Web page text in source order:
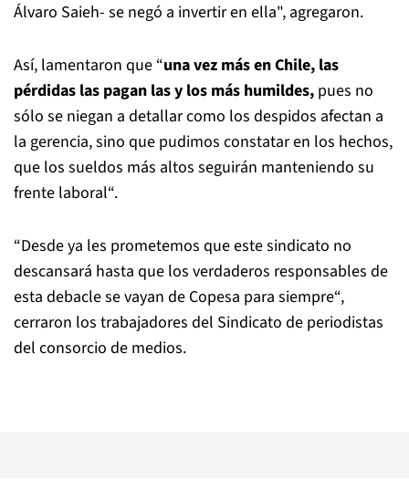
Álvaro Saieh- se negó a invertir en ella", agregaron.
Así, lamentaron que “una vez más en Chile, las
pérdidas las pagan las y los más humildes, pues no
sólo se niegan a detallar como los despidos afectan a
la gerencia, sino que pudimos constatar en los hechos,
que los sueldos más altos seguirán manteniendo su
frente laboral“.
“Desde ya les prometemos que este sindicato no
descansará hasta que los verdaderos responsables de
esta debacle se vayan de Copesa para siempre“,
cerraron los trabajadores del Sindicato de periodistas
del consorcio de medios.